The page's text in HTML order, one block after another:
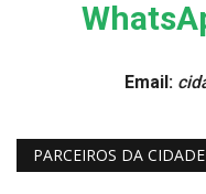
Email:
PARCEIROS DA